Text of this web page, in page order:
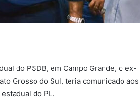
do PSDB, em Campo Grande, o ex-
Grosso do Sul, teria comunicado aos
do PL.